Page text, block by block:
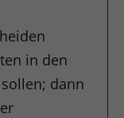
in den
dann